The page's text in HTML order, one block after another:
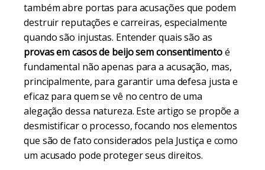
também abre portas para acusações que podem
destruir reputações e carreiras, especialmente
quando são injustas. Entender quais são as
provas em casos de beijo sem consentimentoé
fundamental não apenas para a acusação, mas,
principalmente, para garantir uma defesa justa e
eficaz para quem se vê no centro de uma
alegação dessa natureza. Este artigo se propõe a
desmistificar o processo, focando nos elementos
que são de fato considerados pela Justiça e como
um acusado pode proteger seus direitos.